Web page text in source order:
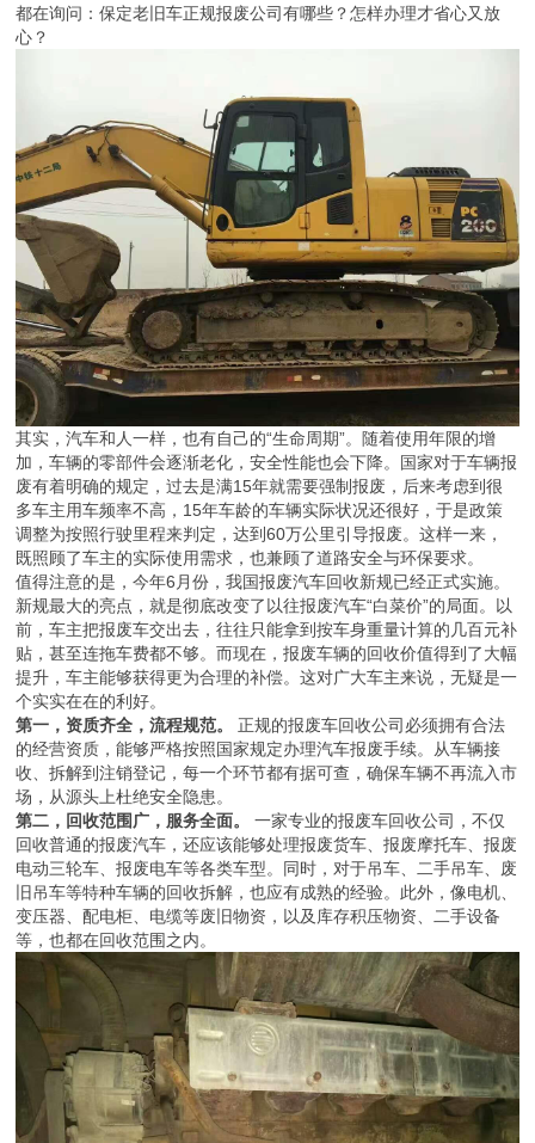
都在询问：保定老旧车正规报废公司有哪些？怎样办理才省心又放
心？
其实，汽车和人一样，也有自己的“生命周期”。随着使用年限的增
加，车辆的零部件会逐渐老化，安全性能也会下降。国家对于车辆报
废有着明确的规定，过去是满15年就需要强制报废，后来考虑到很
多车主用车频率不高，15年车龄的车辆实际状况还很好，于是政策
调整为按照行驶里程来判定，达到60万公里引导报废。这样一来，
既照顾了车主的实际使用需求，也兼顾了道路安全与环保要求。
值得注意的是，今年6月份，我国报废汽车回收新规已经正式实施。
新规最大的亮点，就是彻底改变了以往报废汽车“白菜价”的局面。以
前，车主把报废车交出去，往往只能拿到按车身重量计算的几百元补
贴，甚至连拖车费都不够。而现在，报废车辆的回收价值得到了大幅
提升，车主能够获得更为合理的补偿。这对广大车主来说，无疑是一
个实实在在的利好。
第一，资质齐全，流程规范。
正规的报废车回收公司必须拥有合法
的经营资质，能够严格按照国家规定办理汽车报废手续。从车辆接
收、拆解到注销登记，每一个环节都有据可查，确保车辆不再流入市
场，从源头上杜绝安全隐患。
第二，回收范围广，服务全面。
一家专业的报废车回收公司，不仅
回收普通的报废汽车，还应该能够处理报废货车、报废摩托车、报废
电动三轮车、报废电车等各类车型。同时，对于吊车、二手吊车、废
旧吊车等特种车辆的回收拆解，也应有成熟的经验。此外，像电机、
变压器、配电柜、电缆等废旧物资，以及库存积压物资、二手设备
等，也都在回收范围之内。